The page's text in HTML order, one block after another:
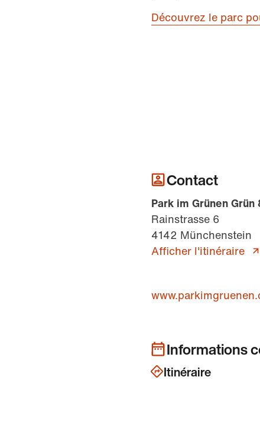
Découvrez le parc
Contact
Park im Grünen
Rainstrasse 6
4142 Münchenstein
Afficher l'itinéraire
Informations
Itinéraire